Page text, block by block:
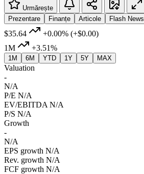
Urmărește
Prezentare
Finanțe Articole Flash News
$35.64 +0.00% (+$0.00)
1M
+3.51%
1M 6M YTD 1Y 5Y MAX
Valuation
-
N/A
P/E N/A
EV/EBITDA N/A
P/S N/A
Growth
-
N/A
EPS growth N/A
Rev. growth N/A
FCF growth N/A